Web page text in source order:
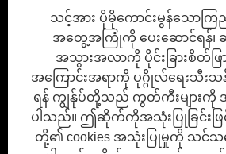
သင့်အား ပိုမိုကောင်းမွန်သောကြ
အတွေ့အကြုံကို ပေးဆောင်ရန်၊
အသွားအလာကို ပိုင်းခြားစိတ်ဖြာ
အကြောင်းအရာကို ပုဂ္ဂိုလ်ရေးသီး
ရန် ကျွန်ုပ်တို့သည် ကွတ်ကီးများကို
ပါသည်။ ဤဆိုက်ကိုအသုံးပြုခြင်းဖြ
တို့၏ cookies အသုံးပြုမှုကို သင်
Links Sitemap RSS